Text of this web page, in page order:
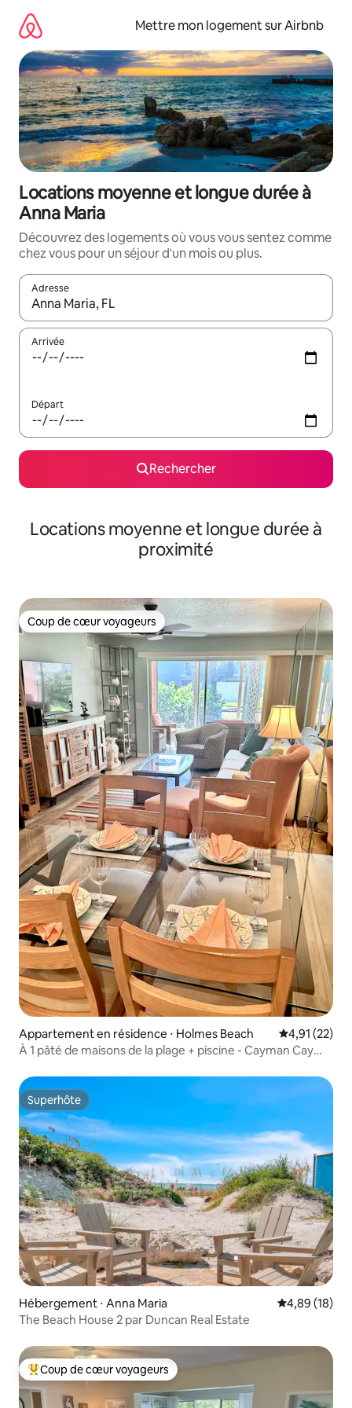
directement
contenu
Mettre mon logement sur Airbnb
Locations moyenne et longue durée à
Anna Maria
Découvrez des logements où vous vous sentez comme
chez vous pour un séjour d'un mois ou plus.
Adresse
Lorsque les résultats s'affichent, utilisez les flèches vers le
Arrivée
Départ
Rechercher
Locations moyenne et longue durée à
proximité
Coup de cœur voyageurs
Coup de cœur voyageurs
Appartement en résidence ⋅ Holmes Beach Évaluation
4,91 (22)
À 1 pâté de maisons de la plage + piscine - Cayman Cay
Superhôte
Superhôte
Hébergement ⋅ Anna Maria Évaluation
4,89 (18)
The Beach House 2 par Duncan Real Estate
Coups de cœur voyageurs les plus appréciés
Coup de cœur voyageurs